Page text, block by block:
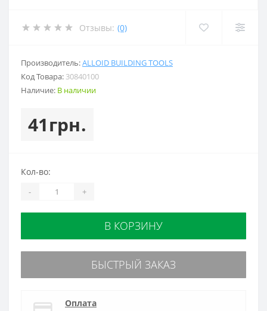
Отзывы: (0)
Производитель:ALLOID BUILDING TOOLS
Код Товара: 30840100
Наличие: В наличии
41грн.
Кол-во:
- +
В КОРЗИНУ
БЫСТРЫЙ ЗАКАЗ
Оплата